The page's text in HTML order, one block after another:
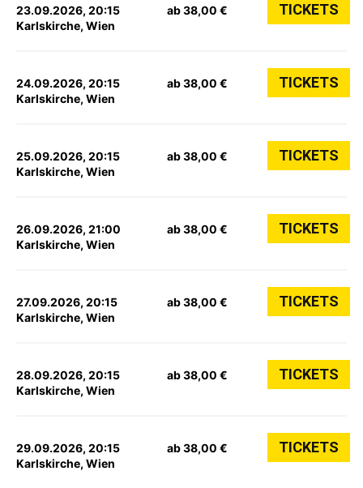
23.09.2026, 20:15
Karlskirche, Wien
ab 38,00 € TICKETS
24.09.2026, 20:15
Karlskirche, Wien
ab 38,00 € TICKETS
25.09.2026, 20:15
Karlskirche, Wien
ab 38,00 € TICKETS
26.09.2026, 21:00
Karlskirche, Wien
ab 38,00 € TICKETS
27.09.2026, 20:15
Karlskirche, Wien
ab 38,00 € TICKETS
28.09.2026, 20:15
Karlskirche, Wien
ab 38,00 € TICKETS
29.09.2026, 20:15
Karlskirche, Wien
ab 38,00 € TICKETS